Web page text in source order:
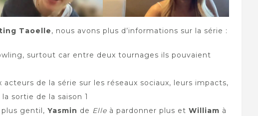
Taoelle, nous avons plus d’informations sur la série :
surtout car entre deux tournages ils pouvaient
de la série sur les réseaux sociaux, leurs impacts,
sortie de la saison 1
gentil, Yasmin de Elle à pardonner plus et William à